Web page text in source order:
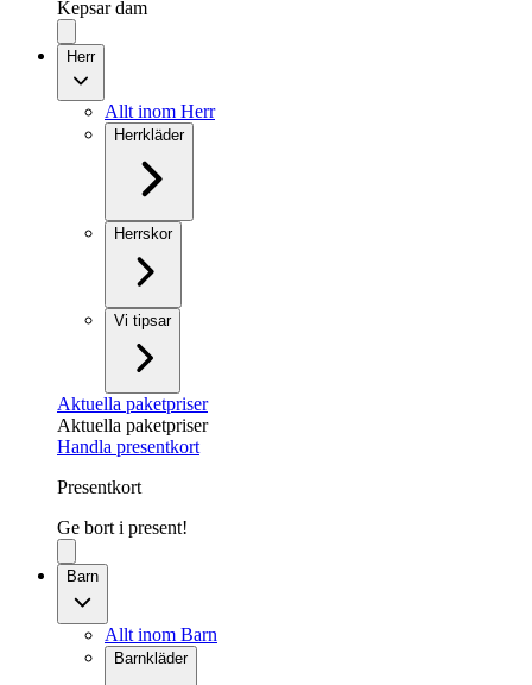
Kepsar dam
Herr
Allt inom Herr
Herrkläder
Herrskor
Vi tipsar
Aktuella paketpriser
Aktuella paketpriser
Handla presentkort
Presentkort
Ge bort i present!
Barn
Allt inom Barn
Barnkläder